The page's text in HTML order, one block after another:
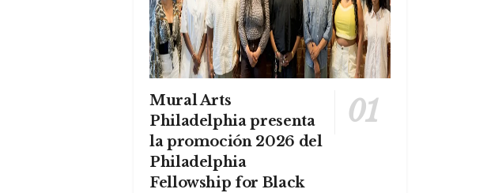
Mural Arts
Philadelphia presenta
la promoción 2026 del
Philadelphia
Fellowship for Black